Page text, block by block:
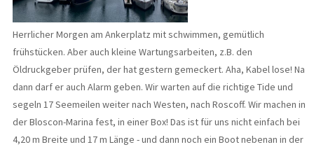
Herrlicher Morgen am Ankerplatz mit schwimmen, gemütlich
frühstücken. Aber auch kleine Wartungsarbeiten, z.B. den
Öldruckgeber prüfen, der hat gestern gemeckert. Aha, Kabel lose! Na
dann darf er auch Alarm geben. Wir warten auf die richtige Tide und
segeln 17 Seemeilen weiter nach Westen, nach Roscoff. Wir machen in
der Bloscon-Marina fest, in einer Box! Das ist für uns nicht einfach bei
4,20 m Breite und 17 m Länge - und dann noch ein Boot nebenan in der